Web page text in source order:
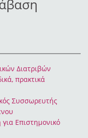
Διατριβών
πρακτικά
Συσσωρευτής
Επιστημονικό